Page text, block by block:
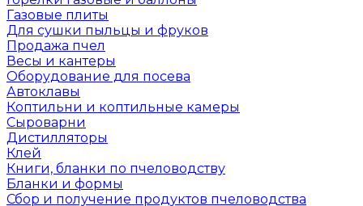
Газовые плиты
Для сушки пыльцы и фруков
Продажа пчел
Весы и кантеры
Оборудование для посева
Автоклавы
Коптильни и коптильные камеры
Сыроварни
Дистилляторы
Клей
Книги, бланки по пчеловодству
Бланки и формы
Сбор и получение продуктов пчеловодства